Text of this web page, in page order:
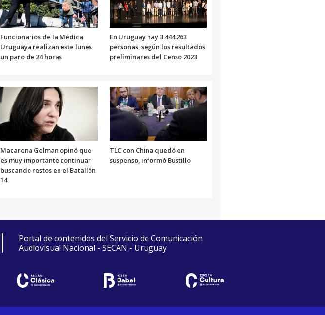
Funcionarios de la Médica
Uruguaya realizan este lunes
un paro de 24 horas
En Uruguay hay 3.444.263
personas, según los resultados
preliminares del Censo 2023
Macarena Gelman opinó que
es muy importante continuar
buscando restos en el Batallón
14
TLC con China quedó en
suspenso, informó Bustillo
Portal de contenidos del Servicio de Comunicación
Audiovisual Nacional - SECAN - Uruguay